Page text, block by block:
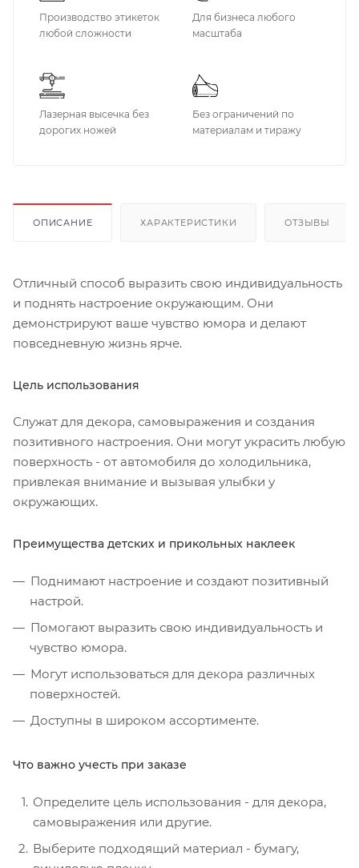
Производство этикеток
любой сложности
Для бизнеса любого
масштаба
Лазерная высечка без
дорогих ножей
Без ограничений по
материалам и тиражу
ОПИСАНИЕ ХАРАКТЕРИСТИКИ ОТЗЫВЫ
Отличный способ выразить свою индивидуальность
и поднять настроение окружающим. Они
демонстрируют ваше чувство юмора и делают
повседневную жизнь ярче.
Цель использования
Служат для декора, самовыражения и создания
позитивного настроения. Они могут украсить любую
поверхность - от автомобиля до холодильника,
привлекая внимание и вызывая улыбки у
окружающих.
Преимущества детских и прикольных наклеек
Поднимают настроение и создают позитивный
настрой.
Помогают выразить свою индивидуальность и
чувство юмора.
Могут использоваться для декора различных
поверхностей.
Доступны в широком ассортименте.
Что важно учесть при заказе
Определите цель использования - для декора,
самовыражения или другие.
Выберите подходящий материал - бумагу,